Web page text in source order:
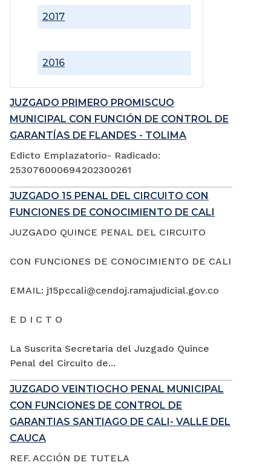
2016
2017
JUZGADO PRIMERO PROMISCUO
MUNICIPAL CON FUNCIÓN DE CONTROL DE
GARANTÍAS DE FLANDES - TOLIMA
Edicto Emplazatorio- Radicado:
253076000694202300261
JUZGADO 15 PENAL DEL CIRCUITO CON
FUNCIONES DE CONOCIMIENTO DE CALI
JUZGADO QUINCE PENAL DEL CIRCUITO
CON FUNCIONES DE CONOCIMIENTO DE CALI
EMAIL: j15pccali@cendoj.ramajudicial.gov.co
E D I C T O
La Suscrita Secretaria del Juzgado Quince
Penal del Circuito de...
JUZGADO VEINTIOCHO PENAL MUNICIPAL
CON FUNCIONES DE CONTROL DE
GARANTIAS SANTIAGO DE CALI- VALLE DEL
CAUCA
REF. ACCIÓN DE TUTELA